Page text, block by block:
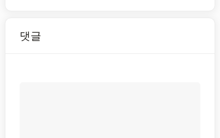
댓글